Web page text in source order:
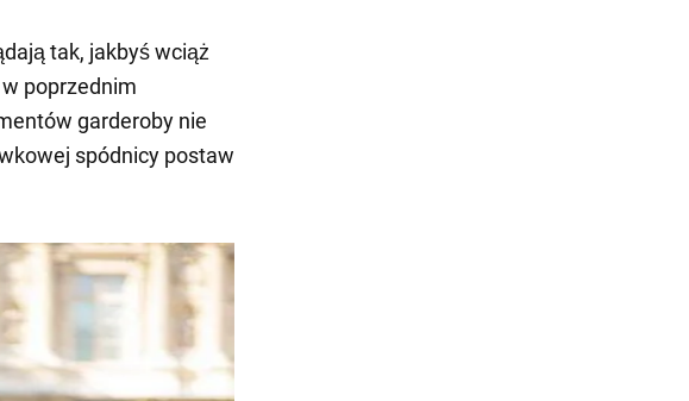
tak, jakbyś wciąż
poprzednim
garderoby nie
spódnicy postaw